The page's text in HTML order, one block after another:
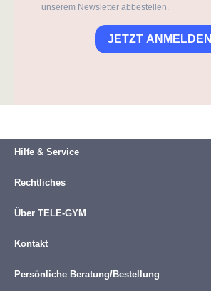
unserem Newsletter abbestellen.
JETZT ANMELDEN
Hilfe & Service
Rechtliches
Über TELE-GYM
Kontakt
Persönliche Beratung/Bestellung